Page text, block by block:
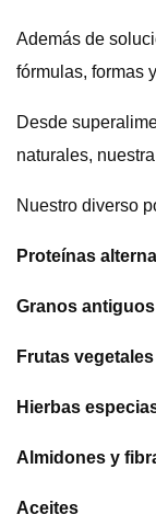
Además de
fórmulas, formas
Desde
naturales,
Nuestro diverso
Proteínas
Granos antiguos
Frutas vegetales
Hierbas
Almidones y
Aceites